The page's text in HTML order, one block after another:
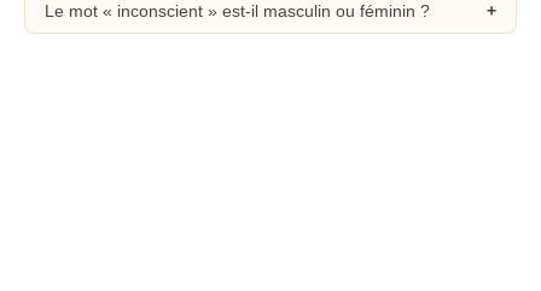
Le mot « inconscient » est-il masculin ou féminin ?